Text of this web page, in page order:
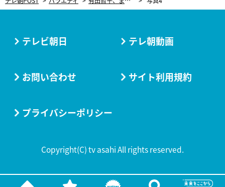
テレビ朝日 テレ朝動画
お問い合わせ サイト利用規約
プライバシーポリシー
Copyright(C) tv asahi All rights reserved.